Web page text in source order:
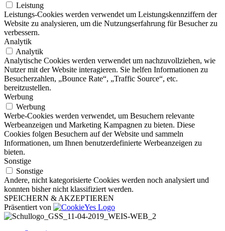
Leistung
Leistungs-Cookies werden verwendet um Leistungskennziffern der
Website zu analysieren, um die Nutzungserfahrung für Besucher zu
verbessern.
Analytik
Analytik
Analytische Cookies werden verwendet um nachzuvollziehen, wie
Nutzer mit der Website interagieren. Sie helfen Informationen zu
Besucherzahlen, „Bounce Rate“, „Traffic Source“, etc.
bereitzustellen.
Werbung
Werbung
Werbe-Cookies werden verwendet, um Besuchern relevante
Werbeanzeigen und Marketing Kampagnen zu bieten. Diese
Cookies folgen Besuchern auf der Website und sammeln
Informationen, um Ihnen benutzerdefinierte Werbeanzeigen zu
bieten.
Sonstige
Sonstige
Andere, nicht kategorisierte Cookies werden noch analysiert und
konnten bisher nicht klassifiziert werden.
SPEICHERN & AKZEPTIEREN
Präsentiert von